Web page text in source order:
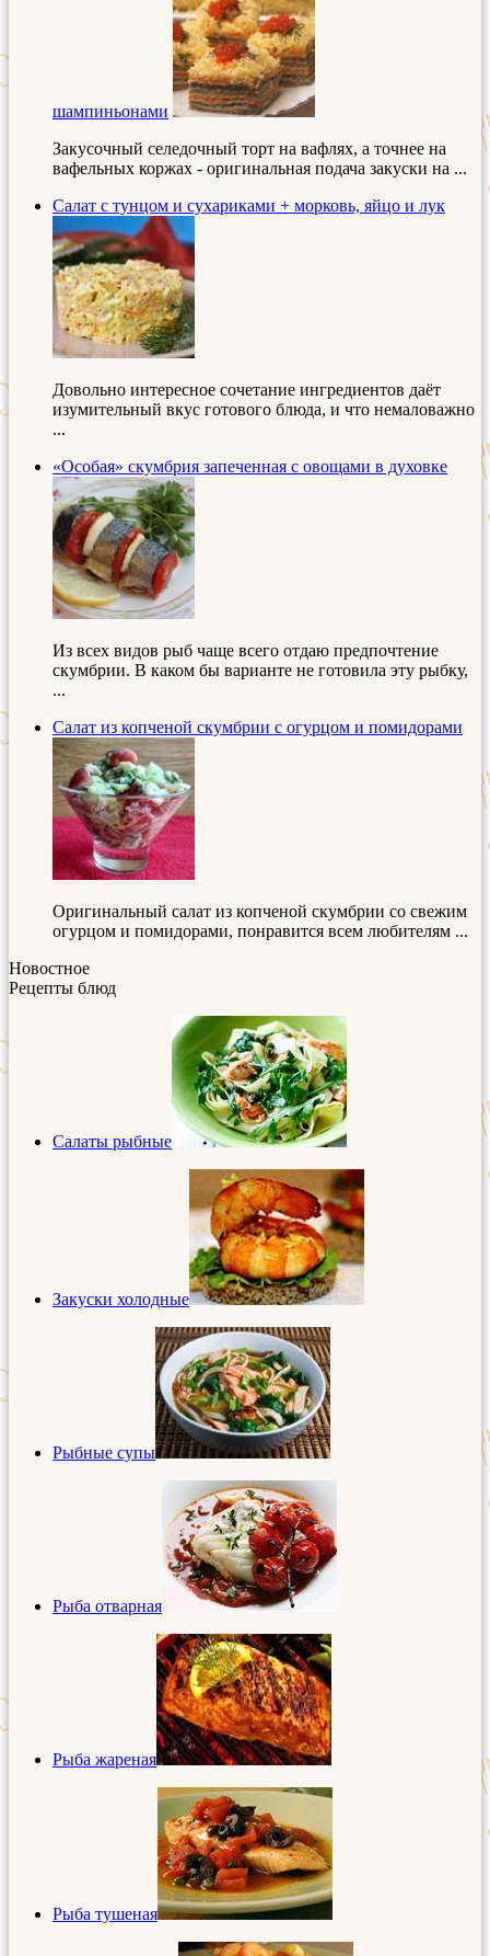
шампиньонами
Закусочный селедочный торт на вафлях, а точнее на
вафельных коржах - оригинальная подача закуски на ...
Салат с тунцом и сухариками + морковь, яйцо и лук
Довольно интересное сочетание ингредиентов даёт
изумительный вкус готового блюда, и что немаловажно
...
«Особая» скумбрия запеченная с овощами в духовке
Из всех видов рыб чаще всего отдаю предпочтение
скумбрии. В каком бы варианте не готовила эту рыбку,
...
Салат из копченой скумбрии с огурцом и помидорами
Оригинальный салат из копченой скумбрии со свежим
огурцом и помидорами, понравится всем любителям ...
Новостное
Рецепты блюд
Салаты рыбные
Закуски холодные
Рыбные супы
Рыба отварная
Рыба жареная
Рыба тушеная